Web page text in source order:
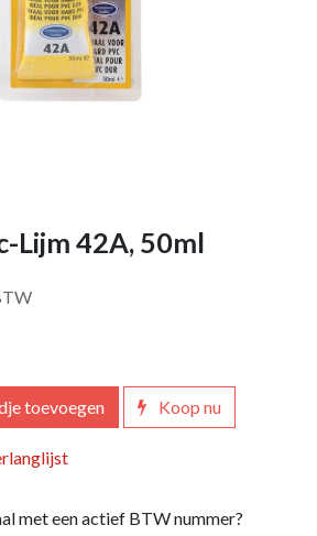
Lijm 42A, 50ml
toevoegen Koop nu
met een actief BTW nummer?